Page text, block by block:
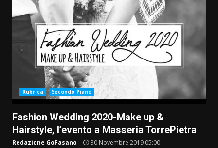
Rubrica Secondo Piano
Fashion Wedding 2020-Make up &
Hairstyle, l’evento a Masseria TorrePietra
Redazione GoFasano 30 Novembre 2019 05:00